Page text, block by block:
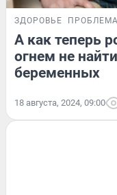
ЗДОРОВЬЕ ПРОБЛЕМА
А как теперь
огнем не
беременных
18 августа, 2024, 09:00